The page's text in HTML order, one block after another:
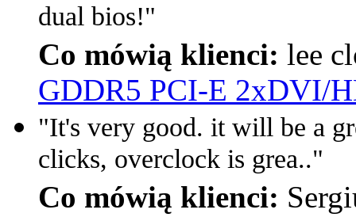
dual bios!"
Co mówią klienci: lee
GDDR5 PCI-E 2xDVI/
"It's very good. it will be a
clicks, overclock is grea.."
Co mówią klienci: